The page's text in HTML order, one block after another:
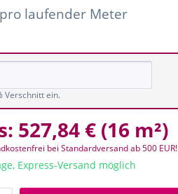
laufender Meter
Verschnitt ein.
527,84 € (16 m²)
bei Standardversand ab 500 EUR!
Express-Versand möglich